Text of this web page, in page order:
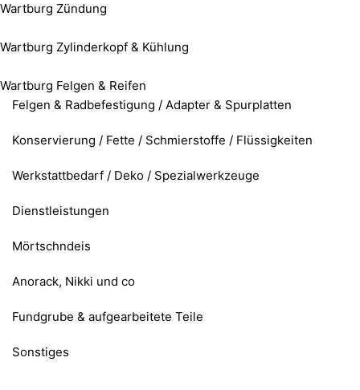
Wartburg Zündung
Wartburg Zylinderkopf & Kühlung
Wartburg Felgen & Reifen
Felgen & Radbefestigung / Adapter & Spurplatten
Konservierung / Fette / Schmierstoffe / Flüssigkeiten
Werkstattbedarf / Deko / Spezialwerkzeuge
Dienstleistungen
Mörtschndeis
Anorack, Nikki und co
Fundgrube & aufgearbeitete Teile
Sonstiges